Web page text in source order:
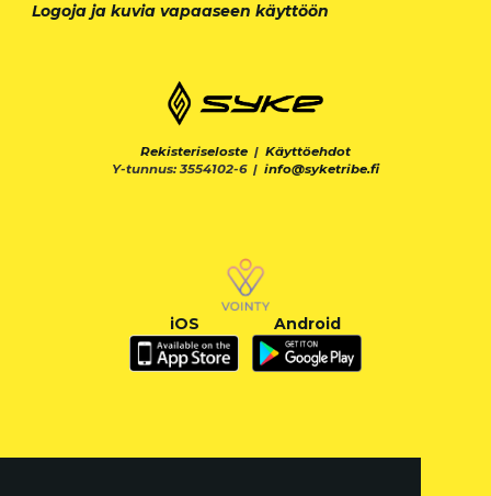
Logoja ja kuvia vapaaseen käyttöön
Rekisteriseloste | Käyttöehdot
Y-tunnus: 3554102-6 | info@syketribe.fi
iOS Android